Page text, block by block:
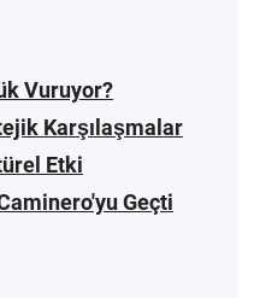
Vuruyor?
Karşılaşmalar
Etki
Geçti